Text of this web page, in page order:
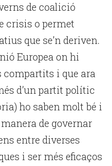
de coalició
crisis o permet
que se’n deriven.
Europea on hi
compartits i que ara
d’un partit polític
ho saben molt bé i
de governar
entre diverses
i ser més eficaços